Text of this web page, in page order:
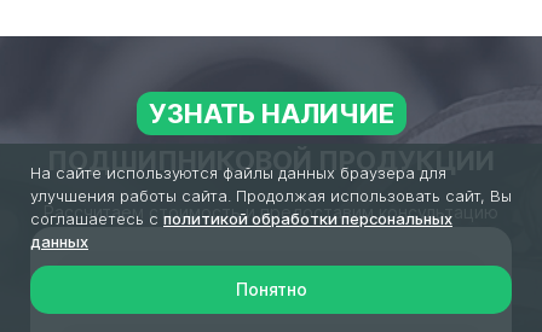
УЗНАТЬ НАЛИЧИЕ
ПОДШИПНИКОВОЙ ПРОДУКЦИИ
Рассчитаем стоимость и предоставим консультацию
На сайте используются файлы данных браузера для
улучшения работы сайта. Продолжая использовать сайт, Вы
соглашаетесь с политикой обработки персональных
данных
Понятно